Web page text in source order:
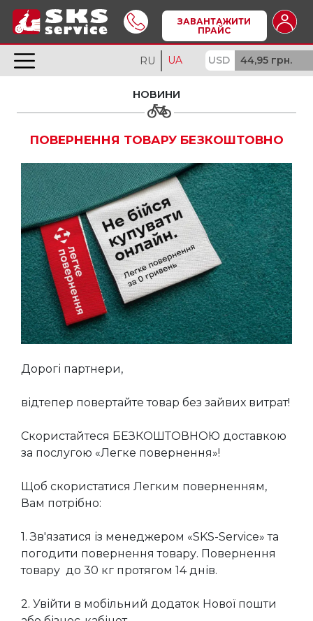
ЗАВАНТАЖИТИ
ПРАЙС
RU UA USD 44,95 грн.
НОВИНИ
ПОВЕРНЕННЯ ТОВАРУ БЕЗКОШТОВНО
Дорогі партнери,
відтепер повертайте товар без зайвих витрат!
Скористайтеся БЕЗКОШТОВНОЮ доставкою
за послугою «Легке повернення»!
Щоб скористатися Легким поверненням,
Вам потрібно:
1. Зв'язатися із менеджером «SKS-Service» та
погодити повернення товару. Повернення
товару до 30 кг протягом 14 днів.
2. Увійти в мобільний додаток Нової пошти